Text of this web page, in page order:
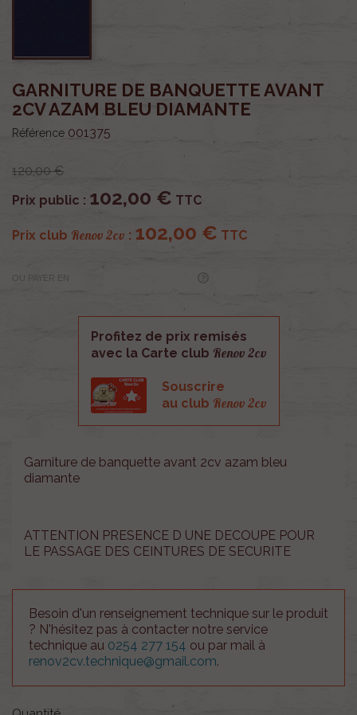
GARNITURE DE BANQUETTE AVANT
2CV AZAM BLEU DIAMANTE
Référence 001375
120,00 €
Prix public : 102,00 € TTC
Prix club Renov 2cv : 102,00 € TTC
OU PAYER EN
Profitez de prix remisés
avec la Carte club Renov 2cv
Souscrire
au club Renov 2cv
Garniture de banquette avant 2cv azam bleu
diamante
ATTENTION PRESENCE D UNE DECOUPE POUR
LE PASSAGE DES CEINTURES DE SECURITE
Besoin d'un renseignement technique sur le produit
? N'hésitez pas à contacter notre service
technique au 0254 277 154 ou par mail à
renov2cv.technique@gmail.com.